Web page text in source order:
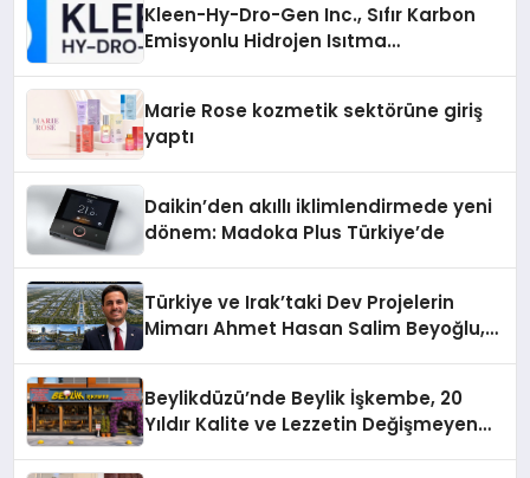
Kleen-Hy-Dro-Gen Inc., Sıfır Karbon
Emisyonlu Hidrojen Isıtma
Marie Rose kozmetik sektörüne giriş
yaptı
Daikin’den akıllı iklimlendirmede yeni
dönem: Madoka Plus Türkiye’de
Türkiye ve Irak’taki Dev Projelerin
Mimarı Ahmet Hasan Salim Beyoğlu,
Hayata Geçirecek
Beylikdüzü’nde Beylik İşkembe, 20
Yıldır Kalite ve Lezzetin Değişmeyen